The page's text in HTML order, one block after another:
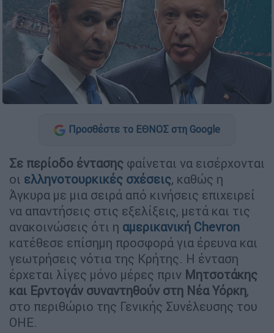
Προσθέστε το ΕΘΝΟΣ στη Google
Σε περίοδο έντασης φαίνεται να εισέρχονται
οι ελληνοτουρκικές σχέσεις, καθώς η
Άγκυρα με μια σειρά από κινήσεις επιχειρεί
να απαντήσεις στις εξελίξεις, μετά και τις
ανακοινώσεις ότι η αμερικανική Chevron
κατέθεσε επίσημη προσφορά για έρευνα και
γεωτρήσεις νότια της Κρήτης. Η ένταση
έρχεται λίγες μόνο μέρες πριν Μητσοτάκης
και Ερντογάν συναντηθούν στη Νέα Υόρκη,
στο περιθώριο της Γενικής Συνέλευσης του
ΟΗΕ.